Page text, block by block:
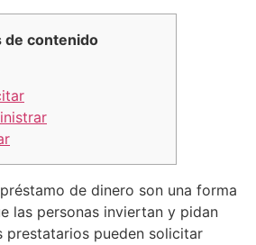
de contenido
de dinero son una forma
las personas inviertan y pidan
prestatarios pueden solicitar